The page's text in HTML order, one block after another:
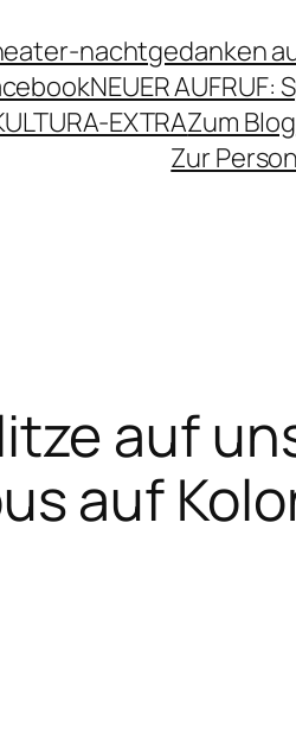
nachtgedanken
NEUER
EXTRAZum
Zur
auf
auf